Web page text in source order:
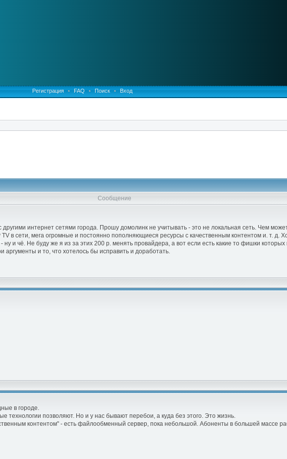
Регистрация • FAQ • Поиск • Вход
Сообщение
интернет сетями города. Прошу домолинк не учитывать - это не локальная сеть. Чем
в сети, мега огромные и постоянно пополняющиеся ресурсы с качественным контентом и. т. д.
и чё. Не буду же я из за этих 200 р. менять провайдера, а вот если есть какие то фишки которых
и то, что хотелось бы исправить и доработать.
в городе.
технологии позволяют. Но и у нас бывают перебои, а куда без этого. Это жизнь.
контентом" - есть файлообменный сервер, пока небольшой. Абоненты в большей массе